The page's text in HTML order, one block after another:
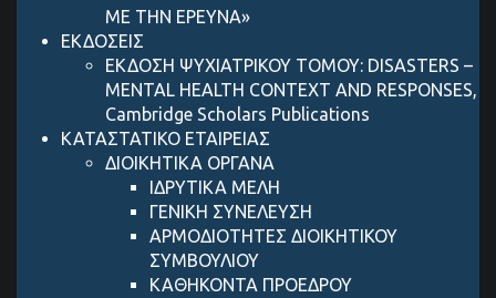
ΜΕ ΤΗΝ ΕΡΕΥΝΑ»
ΕΚΔΟΣΕΙΣ
ΕΚΔΟΣΗ ΨΥΧΙΑΤΡΙΚΟΥ ΤΟΜΟΥ: DISASTERS –
MENTAL HEALTH CONTEXT AND RESPONSES,
Cambridge Scholars Publications
ΚΑΤΑΣΤΑΤΙΚΟ ΕΤΑΙΡΕΙΑΣ
ΔΙΟΙΚΗΤΙΚΑ ΟΡΓΑΝΑ
ΙΔΡΥΤΙΚΑ ΜΕΛΗ
ΓΕΝΙΚΗ ΣΥΝΕΛΕΥΣΗ
ΑΡΜΟΔΙΟΤΗΤΕΣ ΔΙΟΙΚΗΤΙΚΟΥ
ΣΥΜΒΟΥΛΙΟΥ
ΚΑΘΗΚΟΝΤΑ ΠΡΟΕΔΡΟΥ